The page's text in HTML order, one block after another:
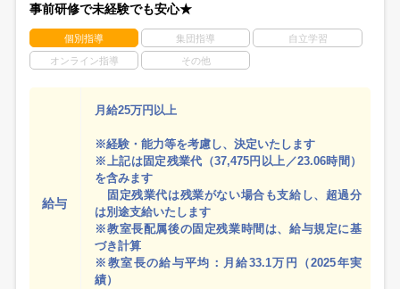
事前研修で未経験でも安心★
個別指導 集団指導 自立学習
オンライン指導 その他
給与
月給25万円以上
※経験・能力等を考慮し、決定いたします
※上記は固定残業代（37,475円以上／23.06時間）
を含みます
固定残業代は残業がない場合も支給し、超過分
は別途支給いたします
※教室長配属後の固定残業時間は、給与規定に基
づき計算
※教室長の給与平均：月給33.1万円（2025年実
績）